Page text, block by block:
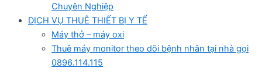
Chuyên Nghiệp
DỊCH VỤ THUÊ THIẾT BỊ Y TẾ
Máy thở – máy oxi
Thuê máy monitor theo dõi bệnh nhân tại nhà gọi
0896.114.115